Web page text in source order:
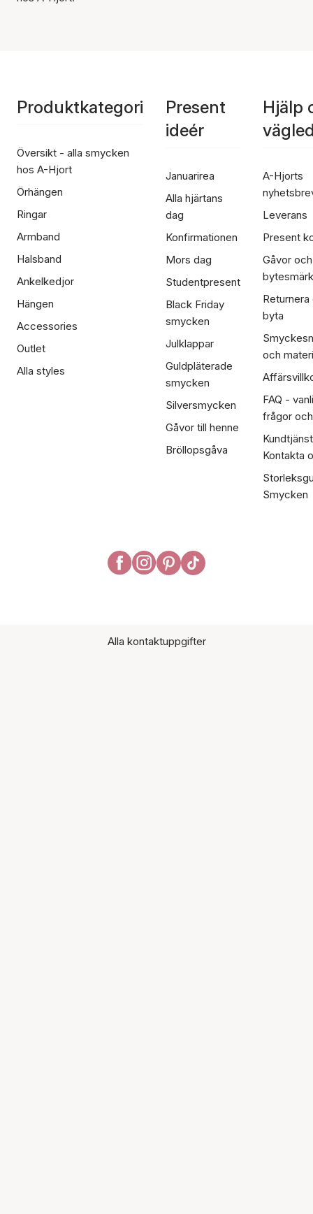
Produktkategori
Översikt - alla smycken
hos A-Hjort
Örhängen
Ringar
Armband
Halsband
Ankelkedjor
Hängen
Accessories
Outlet
Alla styles
Present
ideér
Januarirea
Alla hjärtans
dag
Konfirmationen
Mors dag
Studentpresent
Black Friday
smycken
Julklappar
Guldpläterade
smycken
Silversmycken
Gåvor till henne
Bröllopsgåva
Hjälp
A-Hjorts
Leverans
Present
Gåvor och
Returnera
byta
och
FAQ -
frågor
Kontakta
Smycken
Alla kontaktuppgifter